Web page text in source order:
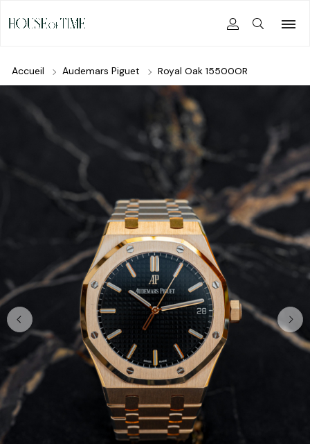
Accueil Audemars Piguet Royal Oak 15500OR